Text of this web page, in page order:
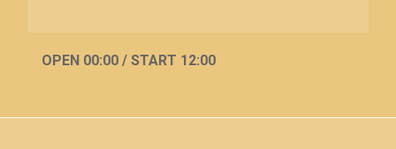
OPEN 00:00 / START 12:00